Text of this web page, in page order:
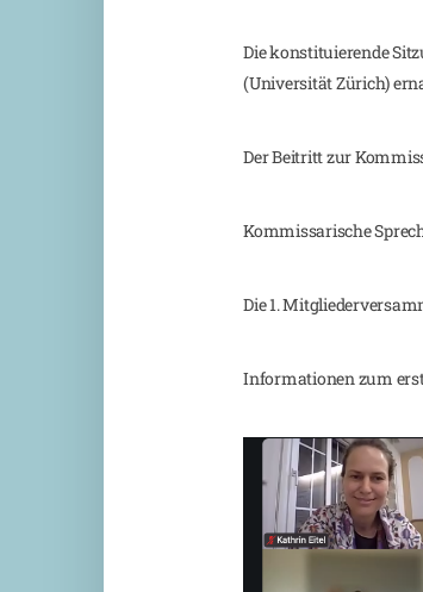
Die konstituierende
(Universität Zürich)
Der Beitritt zur
Kommissarische
Die 1.
Informationen zum